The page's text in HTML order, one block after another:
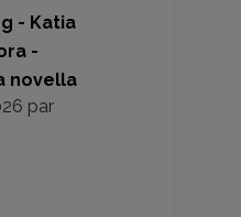
- Katia
-
novella
par